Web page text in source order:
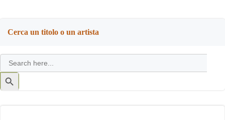
Cerca un titolo o un artista
Search
for:
Search
Button